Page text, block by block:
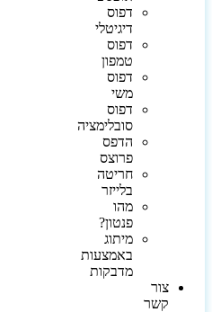
דפוס
דיגיטלי
דפוס
טמפון
דפוס
משי
דפוס
סובלימציה
הדפס
פרוצס
חריטה
בלייזר
מהו
פנטון?
מיתוג
באמצעות
מדבקות
צור
קשר